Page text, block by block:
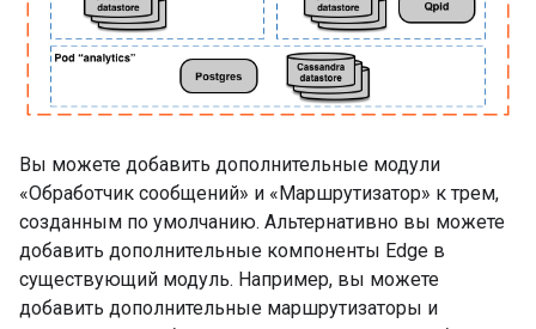
Вы можете добавить дополнительные модули
«Обработчик сообщений» и «Маршрутизатор» к трем,
созданным по умолчанию. Альтернативно вы можете
добавить дополнительные компоненты Edge в
существующий модуль. Например, вы можете
добавить дополнительные маршрутизаторы и